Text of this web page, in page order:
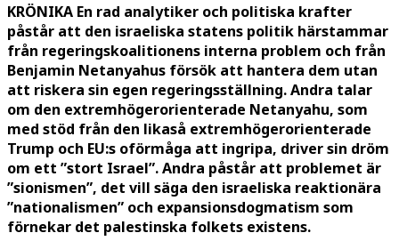
KRÖNIKA En rad analytiker och politiska krafter
påstår att den israeliska statens politik härstammar
från regeringskoalitionens interna problem och från
Benjamin Netanyahus försök att hantera dem utan
att riskera sin egen regeringsställning. Andra talar
om den extremhögerorienterade Netanyahu, som
med stöd från den likaså extremhögerorienterade
Trump och EU:s oförmåga att ingripa, driver sin dröm
om ett ”stort Israel”. Andra påstår att problemet är
”sionismen”, det vill säga den israeliska reaktionära
”nationalismen” och expansionsdogmatism som
förnekar det palestinska folkets existens.